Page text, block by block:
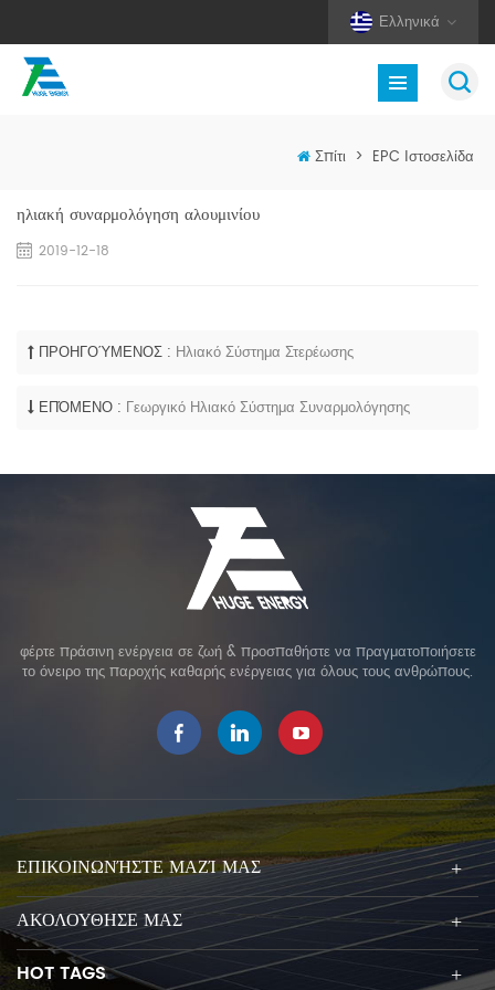
Ελληνικά
Σπίτι > EPC Ιστοσελίδα
ηλιακή συναρμολόγηση αλουμινίου
2019-12-18
ΠΡΟΗΓΟΎΜΕΝΟΣ : Ηλιακό Σύστημα Στερέωσης
ΕΠΌΜΕΝΟ : Γεωργικό Ηλιακό Σύστημα Συναρμολόγησης
φέρτε πράσινη ενέργεια σε ζωή & προσπαθήστε να πραγματοποιήσετε
το όνειρο της παροχής καθαρής ενέργειας για όλους τους ανθρώπους.
ΕΠΙΚΟΙΝΩΝΉΣΤΕ ΜΑΖΊ ΜΑΣ
ΑΚΟΛΟΥΘΗΣΕ ΜΑΣ
HOT TAGS